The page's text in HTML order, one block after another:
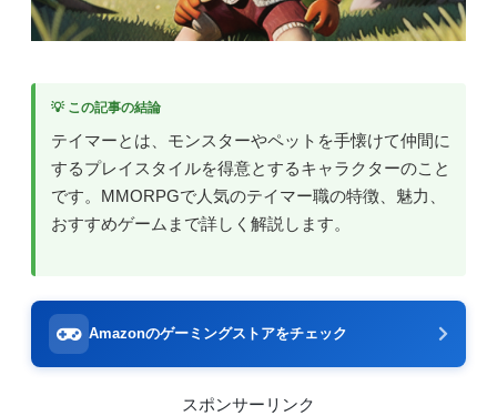
💡 この記事の結論
テイマーとは、モンスターやペットを手懐けて仲間に
するプレイスタイルを得意とするキャラクターのこと
です。MMORPGで人気のテイマー職の特徴、魅力、
おすすめゲームまで詳しく解説します。
Amazonのゲーミングストアをチェック
スポンサーリンク